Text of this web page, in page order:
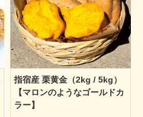
指宿産 栗黄金（2kg / 5kg）
【マロンのようなゴールドカ
ラー】